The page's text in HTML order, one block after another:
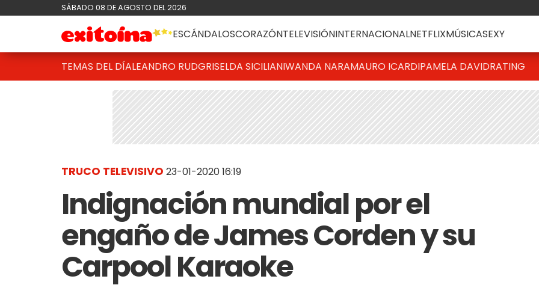
SÁBADO 08 DE AGOSTO DEL 2026
ESCÁNDALOSCORAZÓNTELEVISIÓNINTERNACIONALNETFLIXMÚSICASEXY
TEMAS DEL DÍALEANDRO RUDGRISELDA SICILIANIWANDA NARAMAURO ICARDIPAMELA DAVIDRATING
TRUCO TELEVISIVO 23-01-2020 16:19
Indignación mundial por el
engaño de James Corden y su
Carpool Karaoke